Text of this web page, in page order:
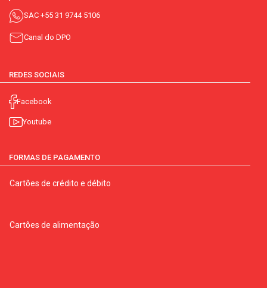
SAC +55 31 9744 5106
Canal do DPO
REDES SOCIAIS
Facebook
Youtube
FORMAS DE PAGAMENTO
Cartões de crédito e débito
Cartões de alimentação